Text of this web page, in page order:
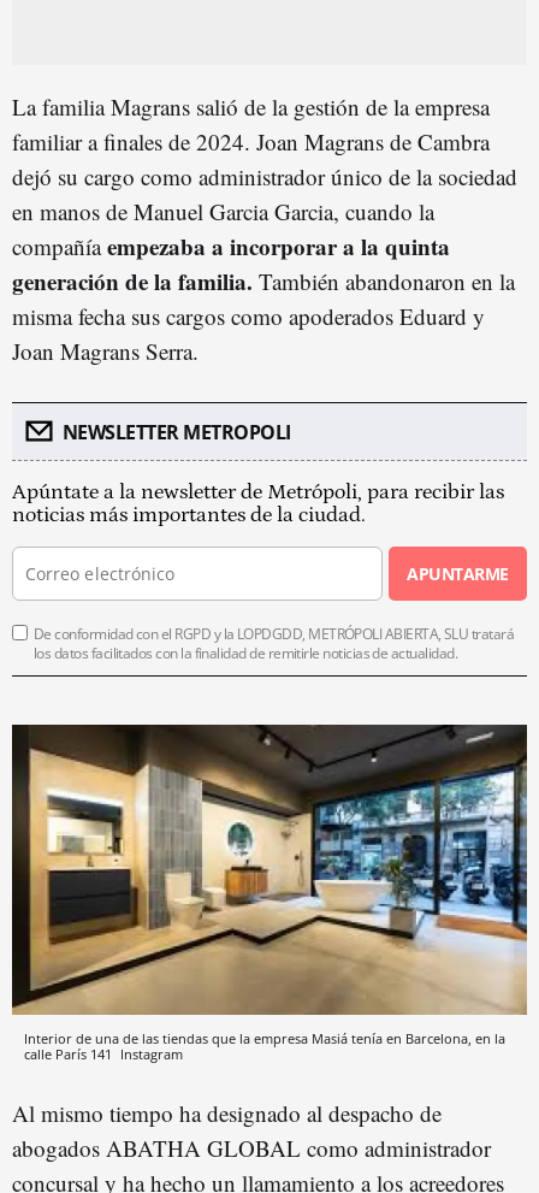
La familia Magrans salió de la gestión de la empresa
familiar a finales de 2024. Joan Magrans de Cambra
dejó su cargo como administrador único de la sociedad
en manos de Manuel Garcia Garcia, cuando la
compañíaempezaba a incorporar a la quinta
generación de la familia. También abandonaron en la
misma fecha sus cargos como apoderados Eduard y
Joan Magrans Serra.
NEWSLETTER METROPOLI
Apúntate a la newsletter de Metrópoli, para recibir las
noticias más importantes de la ciudad.
APUNTARME
De conformidad con el RGPD y la LOPDGDD, METRÓPOLI ABIERTA, SLU tratará
los datos facilitados con la finalidad de remitirle noticias de actualidad.
Interior de una de las tiendas que la empresa Masiá tenía en Barcelona, en la
calle París 141
Instagram
Al mismo tiempo ha designado al despacho de
abogados ABATHA GLOBAL como administrador
concursal y ha hecho un llamamiento a los acreedores